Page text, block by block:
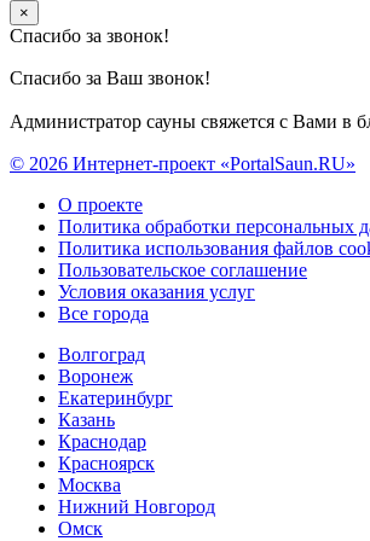
×
Спасибо за звонок!
Спасибо за Ваш звонок!
Администратор сауны свяжется с Вами в
© 2026 Интернет-проект «PortalSaun.RU»
О проекте
Политика обработки персональных
Политика использования файлов
Пользовательское соглашение
Условия оказания услуг
Все города
Волгоград
Воронеж
Екатеринбург
Казань
Краснодар
Красноярск
Москва
Нижний Новгород
Омск